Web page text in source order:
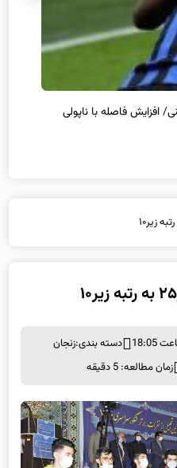
افزایش فاصله با ناپولی
دسته بندی:زنجان
زمان مطالعه: 5 دقیقه